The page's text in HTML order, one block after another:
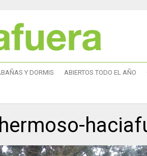
Y DORMIS ABIERTOS TODO EL AÑO